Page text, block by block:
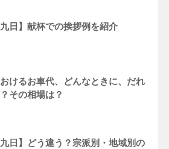
九日】献杯での挨拶例を紹介
けるお車代、どんなときに、だれ
その相場は？
九日】どう違う？宗派別・地域別の